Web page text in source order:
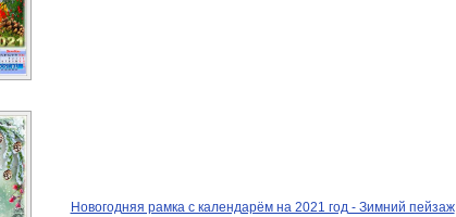
Новогодняя рамка с календарём на 2021 год - Зимний пейзаж